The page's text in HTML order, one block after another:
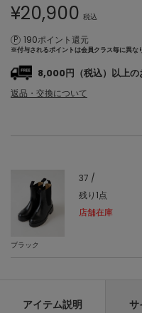
¥20,900 税込
190ポイント還元
※付与されるポイントは会員クラス毎に異な
8,000円（税込）以上の
返品・交換について
ブラック
37 /
残り1点
店舗在庫
アイテム説明 サ